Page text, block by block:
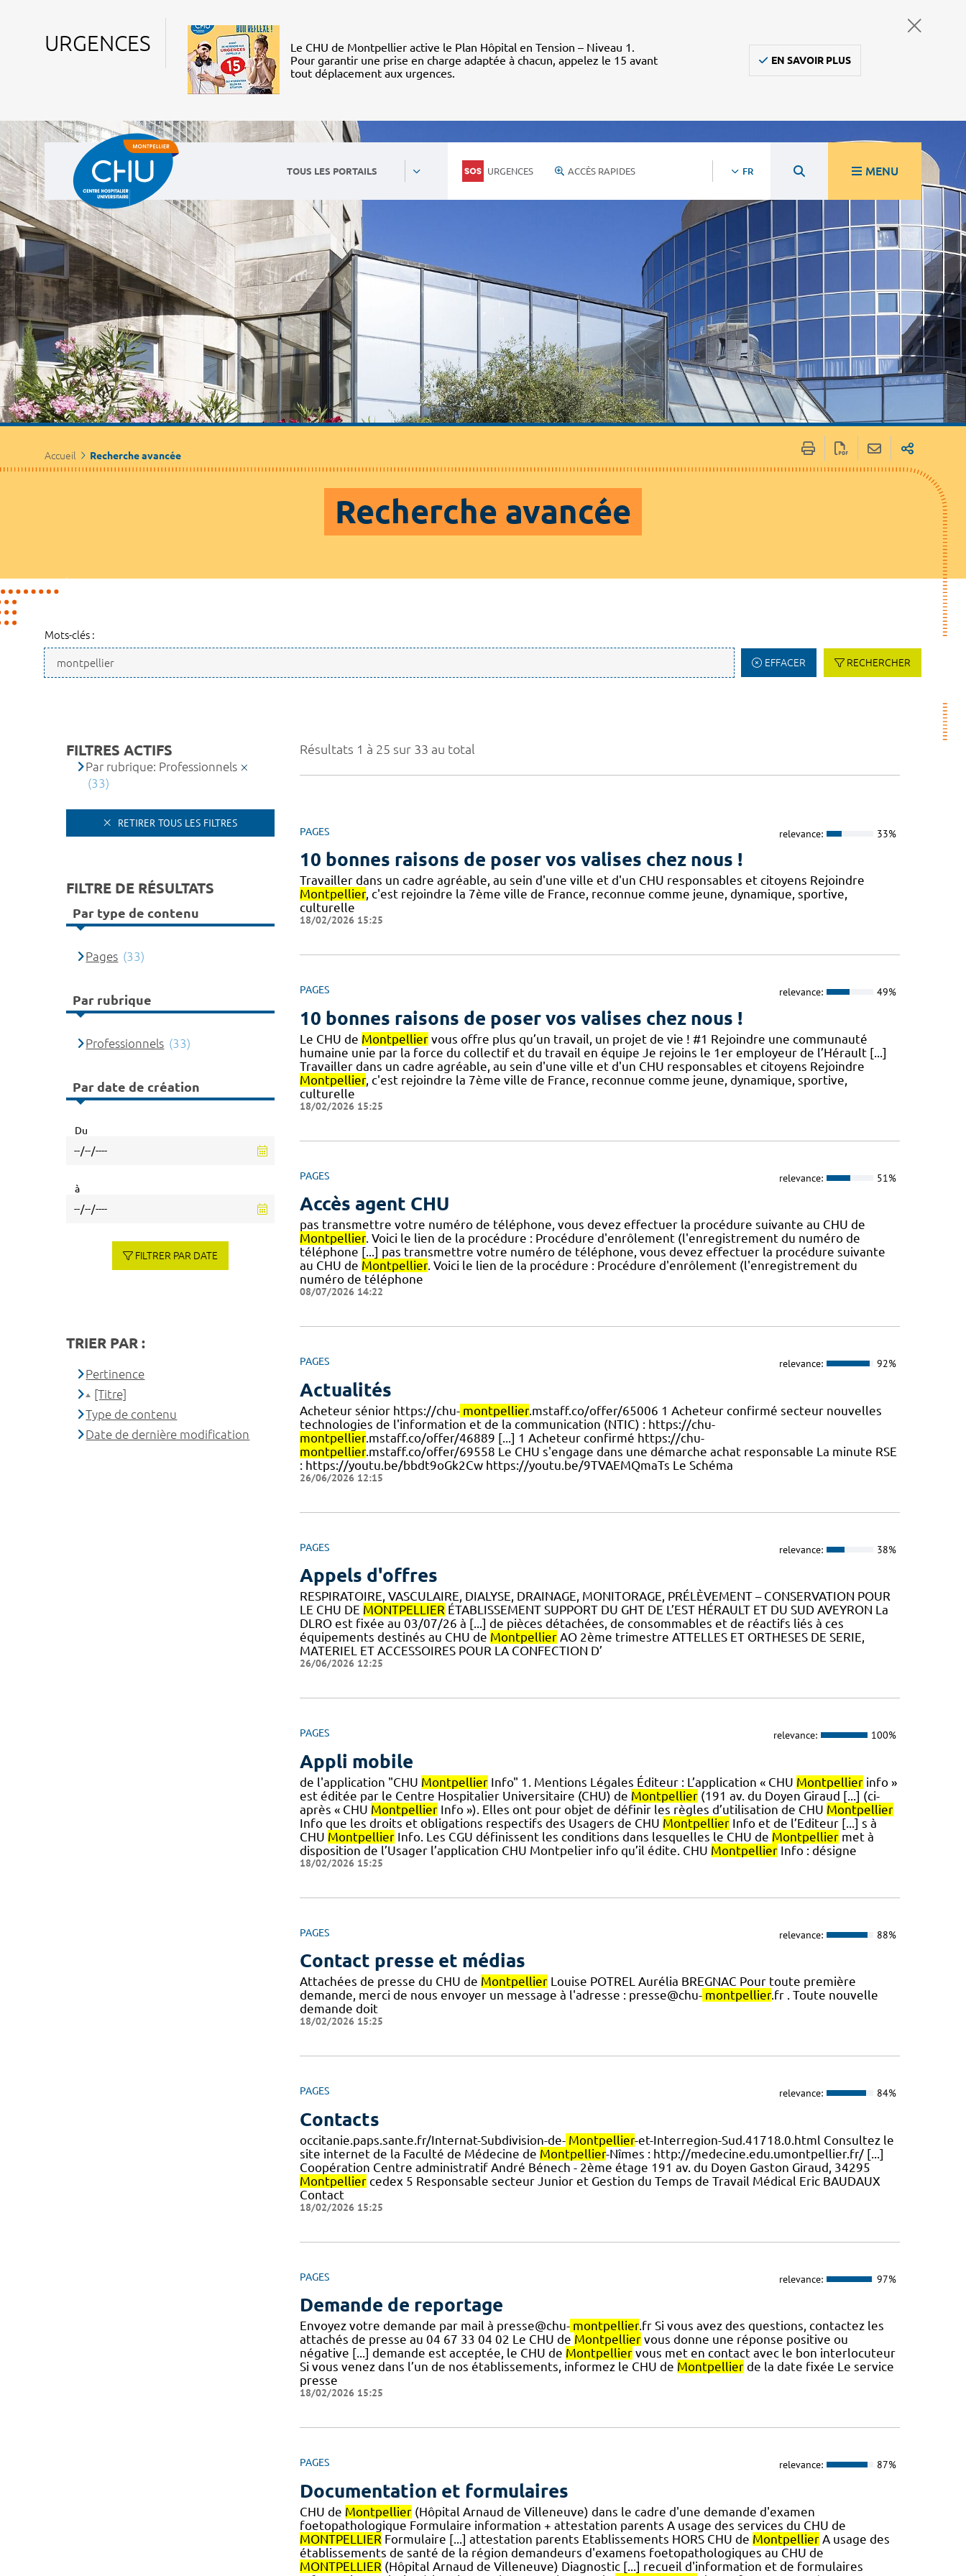
URGENCES
Le CHU de Montpellier active le Plan Hôpital en Tension – Niveau 1.
Pour garantir une prise en charge adaptée à chacun, appelez le 15 avant
tout déplacement aux urgences.
EN SAVOIR PLUS
TOUS LES PORTAILS URGENCES ACCÈS RAPIDES FR MENU
Accueil Recherche avancée
Recherche avancée
Mots-clés :
EFFACER RECHERCHER
Résultats 1 à 25 sur 33 au total
PAGES relevance: 33%
10 bonnes raisons de poser vos valises chez nous !
Travailler dans un cadre agréable, au sein d'une ville et d'un CHU responsables et citoyens Rejoindre
Montpellier, c'est rejoindre la 7ème ville de France, reconnue comme jeune, dynamique, sportive,
culturelle
18/02/2026 15:25
PAGES relevance: 49%
10 bonnes raisons de poser vos valises chez nous !
Le CHU de Montpelliervous offre plus qu’un travail, un projet de vie ! #1 Rejoindre une communauté
humaine unie par la force du collectif et du travail en équipe Je rejoins le 1er employeur de l’Hérault [...]
Travailler dans un cadre agréable, au sein d'une ville et d'un CHU responsables et citoyens Rejoindre
Montpellier, c'est rejoindre la 7ème ville de France, reconnue comme jeune, dynamique, sportive,
culturelle
18/02/2026 15:25
PAGES relevance: 51%
Accès agent CHU
pas transmettre votre numéro de téléphone, vous devez effectuer la procédure suivante au CHU de
Montpellier. Voici le lien de la procédure : Procédure d'enrôlement (l'enregistrement du numéro de
téléphone [...] pas transmettre votre numéro de téléphone, vous devez effectuer la procédure suivante
au CHU de Montpellier. Voici le lien de la procédure : Procédure d'enrôlement (l'enregistrement du
numéro de téléphone
08/07/2026 14:22
PAGES relevance: 92%
Actualités
Acheteur sénior https://chu- montpellier.mstaff.co/offer/65006 1 Acheteur confirmé secteur nouvelles
technologies de l'information et de la communication (NTIC) : https://chu-
montpellier.mstaff.co/offer/46889 [...] 1 Acheteur confirmé https://chu-
montpellier.mstaff.co/offer/69558 Le CHU s'engage dans une démarche achat responsable La minute RSE
: https://youtu.be/bbdt9oGk2Cw https://youtu.be/9TVAEMQmaTs Le Schéma
26/06/2026 12:15
PAGES relevance: 38%
Appels d'offres
RESPIRATOIRE, VASCULAIRE, DIALYSE, DRAINAGE, MONITORAGE, PRÉLÈVEMENT – CONSERVATION POUR
LE CHU DE MONTPELLIER ÉTABLISSEMENT SUPPORT DU GHT DE L’EST HÉRAULT ET DU SUD AVEYRON La
DLRO est fixée au 03/07/26 à [...] de pièces détachées, de consommables et de réactifs liés à ces
équipements destinés au CHU de MontpellierAO 2ème trimestre ATTELLES ET ORTHESES DE SERIE,
MATERIEL ET ACCESSOIRES POUR LA CONFECTION D’
26/06/2026 12:25
PAGES relevance: 100%
Appli mobile
de l'application "CHU MontpellierInfo" 1. Mentions Légales Éditeur : L’application « CHU Montpellierinfo »
est éditée par le Centre Hospitalier Universitaire (CHU) de Montpellier(191 av. du Doyen Giraud [...] (ci-
après « CHU MontpellierInfo »). Elles ont pour objet de définir les règles d’utilisation de CHU Montpellier
Info que les droits et obligations respectifs des Usagers de CHU MontpellierInfo et de l’Editeur [...] s à
CHU MontpellierInfo. Les CGU définissent les conditions dans lesquelles le CHU de Montpelliermet à
disposition de l’Usager l’application CHU Montpelier info qu’il édite. CHU MontpellierInfo : désigne
18/02/2026 15:25
PAGES relevance: 88%
Contact presse et médias
Attachées de presse du CHU de MontpellierLouise POTREL Aurélia BREGNAC Pour toute première
demande, merci de nous envoyer un message à l'adresse : presse@chu- montpellier.fr . Toute nouvelle
demande doit
18/02/2026 15:25
PAGES relevance: 84%
Contacts
occitanie.paps.sante.fr/Internat-Subdivision-de- Montpellier-et-Interregion-Sud.41718.0.html Consultez le
site internet de la Faculté de Médecine de Montpellier-Nîmes : http://medecine.edu.umontpellier.fr/ [...]
Coopération Centre administratif André Bénech - 2ème étage 191 av. du Doyen Gaston Giraud, 34295
Montpelliercedex 5 Responsable secteur Junior et Gestion du Temps de Travail Médical Eric BAUDAUX
Contact
18/02/2026 15:25
PAGES relevance: 97%
Demande de reportage
Envoyez votre demande par mail à presse@chu- montpellier.fr Si vous avez des questions, contactez les
attachés de presse au 04 67 33 04 02 Le CHU de Montpelliervous donne une réponse positive ou
négative [...] demande est acceptée, le CHU de Montpelliervous met en contact avec le bon interlocuteur
Si vous venez dans l’un de nos établissements, informez le CHU de Montpellierde la date fixée Le service
presse
18/02/2026 15:25
PAGES relevance: 87%
Documentation et formulaires
CHU de Montpellier(Hôpital Arnaud de Villeneuve) dans le cadre d'une demande d'examen
foetopathologique Formulaire information + attestation parents A usage des services du CHU de
MONTPELLIER Formulaire [...] attestation parents Etablissements HORS CHU de MontpellierA usage des
établissements de santé de la région demandeurs d'examens foetopathologiques au CHU de
MONTPELLIER (Hôpital Arnaud de Villeneuve) Diagnostic [...] recueil d'information et de formulaires
FILTRES ACTIFS
Par rubrique: Professionnels
(33)
RETIRER TOUS LES FILTRES
FILTRE DE RÉSULTATS
Par type de contenu
Pages (33)
Par rubrique
Professionnels (33)
Par date de création
Du
à
FILTRER PAR DATE
TRIER PAR :
Pertinence
[Titre]
Type de contenu
Date de dernière modification